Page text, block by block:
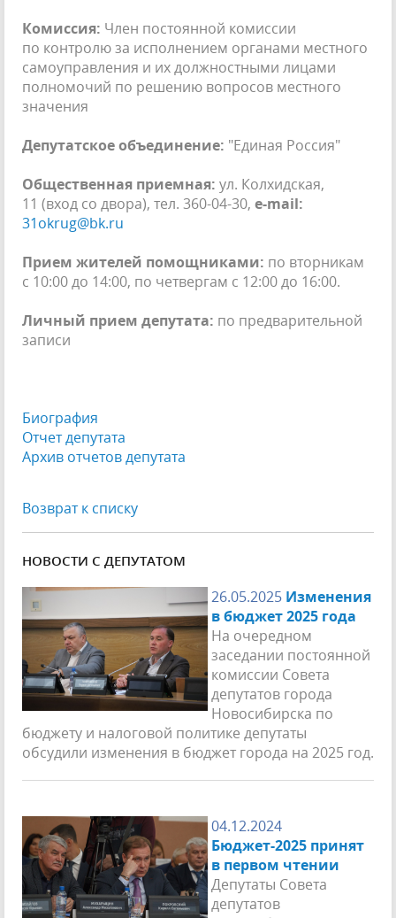
Комиссия: Член постоянной комиссии
по контролю за исполнением органами местного
самоуправления и их должностными лицами
полномочий по решению вопросов местного
значения
Депутатское объединение: "Единая Россия"
Общественная приемная: ул. Колхидская,
11 (вход со двора), тел. 360-04-30, e-mail:
31okrug@bk.ru
Прием жителей помощниками: по вторникам
с 10:00 до 14:00, по четвергам с 12:00 до 16:00.
Личный прием депутата: по предварительной
записи
Биография
Отчет депутата
Архив отчетов депутата
Возврат к списку
НОВОСТИ С ДЕПУТАТОМ
26.05.2025 Изменения
в бюджет 2025 года
На очередном
заседании постоянной
комиссии Совета
депутатов города
Новосибирска по
бюджету и налоговой политике депутаты
обсудили изменения в бюджет города на 2025 год.
04.12.2024
Бюджет-2025 принят
в первом чтении
Депутаты Совета
депутатов